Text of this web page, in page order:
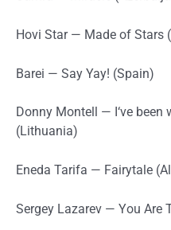
Hovi Star — Made of Stars
Barei — Say Yay! (Spain)
Donny Montell — I‘ve
(Lithuania)
Eneda Tarifa — Fairytale
Sergey Lazarev — You Are